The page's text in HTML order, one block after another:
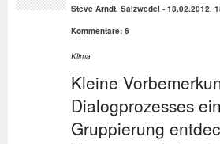
Steve Arndt, Salzwedel - 18.02.2012,
Kommentare: 6
Klima
Kleine
Dialogprozesses
Gruppierung